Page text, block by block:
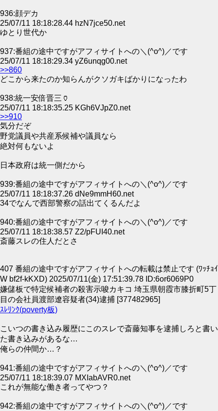
936:顔デカ
25/07/11 18:18:28.44 hzN7jce50.net
ゆとり世代か
937:番組の途中ですがアフィサイトへの＼(^o^)／です
25/07/11 18:18:29.34 yZ6unqg00.net
>>860
どこから来たのか知らんがクソガキばかりになったわ
938:統一安倍晋三🏺
25/07/11 18:18:35.25 KGh6VJpZ0.net
>>910
気分だぞ
野党議員や共産系候補や議員なら
絶対何もないよ
日本政府は統一側だから
939:番組の途中ですがアフィサイトへの＼(^o^)／です
25/07/11 18:18:37.26 dNe9mmH60.net
34でなんで西部警察の話出てくるんだよ
940:番組の途中ですがアフィサイトへの＼(^o^)／です
25/07/11 18:18:38.57 Z2/pFUI40.net
斎藤スレの住人だとさ
407 番組の途中ですがアフィサイトへの転載は禁止です (ﾜｯﾁｮｲ
W bf2f-kKXD) 2025/07/11(金) 17:51:39.78 ID:6or6069P0
嫌儲板で特定候補者の殺害示唆カキコ 埼玉県朝霞市膝折町5丁
目の会社員渡部遼容疑者(34)逮捕 [377482965]
ｽﾚﾘﾝｸ(poverty板)
こいつの書き込み履歴にこのスレで斎藤知事を逮捕しろと書い
た書き込みがあるな…
俺らの仲間か…？
941:番組の途中ですがアフィサイトへの＼(^o^)／です
25/07/11 18:18:39.07 MXIabAVR0.net
これが無能な働き者ってやつ？
942:番組の途中ですがアフィサイトへの＼(^o^)／です